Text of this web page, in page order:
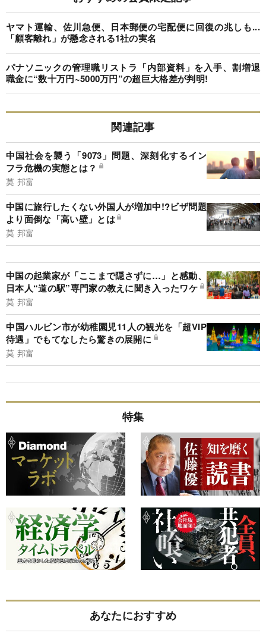
ヤマト運輸、佐川急便、日本郵便の宅配便に回復の兆しも...
「顧客離れ」が懸念される1社の実名
パナソニックの管理職リストラ「内部資料」を入手、割増退
職金に“数十万円~5000万円”の超巨大格差が判明!
関連記事
中国社会を襲う「9073」問題、深刻化するイン
フラ危機の実態とは？
莫 邦富
中国に旅行したくない外国人が増加中!?ビザ問題
より面倒な「高い壁」とは
莫 邦富
中国の起業家が「ここまで隠さずに…」と感動、
日本人“道の駅”専門家の教えに聞き入ったワケ
莫 邦富
中国ハルビン市が幼稚園児11人の観光を「超VIP
待遇」でもてなしたら驚きの展開に
莫 邦富
特集
あなたにおすすめ